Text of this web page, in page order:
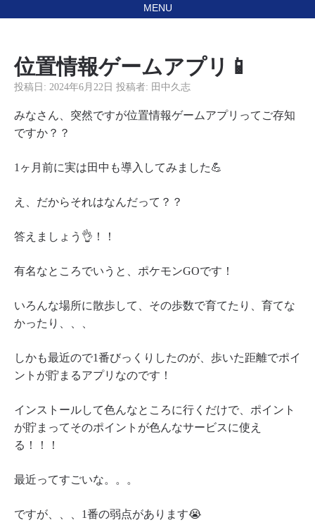
行きます！
位置情報ゲームアプリ📱
投稿日: 2024年6月22日 投稿者: 田中久志
みなさん、突然ですが位置情報ゲームアプリってご存知
ですか？？
1ヶ月前に実は田中も導入してみました💪
え、だからそれはなんだって？？
答えましょう👌！！
有名なところでいうと、ポケモンGOです！
いろんな場所に散歩して、その歩数で育てたり、育てな
かったり、、、
しかも最近ので1番びっくりしたのが、歩いた距離でポイ
ントが貯まるアプリなのです！
インストールして色んなところに行くだけで、ポイント
が貯まってそのポイントが色んなサービスに使え
る！！！
最近ってすごいな。。。
ですが、、、1番の弱点があります😭